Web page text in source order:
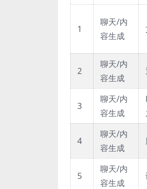
1
聊天/内
容生成
2
聊天/内
容生成
3
聊天/内
容生成
4
聊天/内
容生成
5
聊天/内
容生成